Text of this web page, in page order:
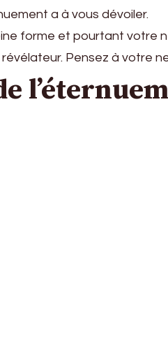
a à vous dévoiler.
forme et pourtant votre
Pensez à votre